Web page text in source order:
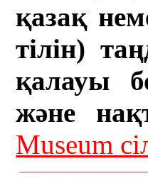
қазақ
тілін)
қалауы
және
Museum